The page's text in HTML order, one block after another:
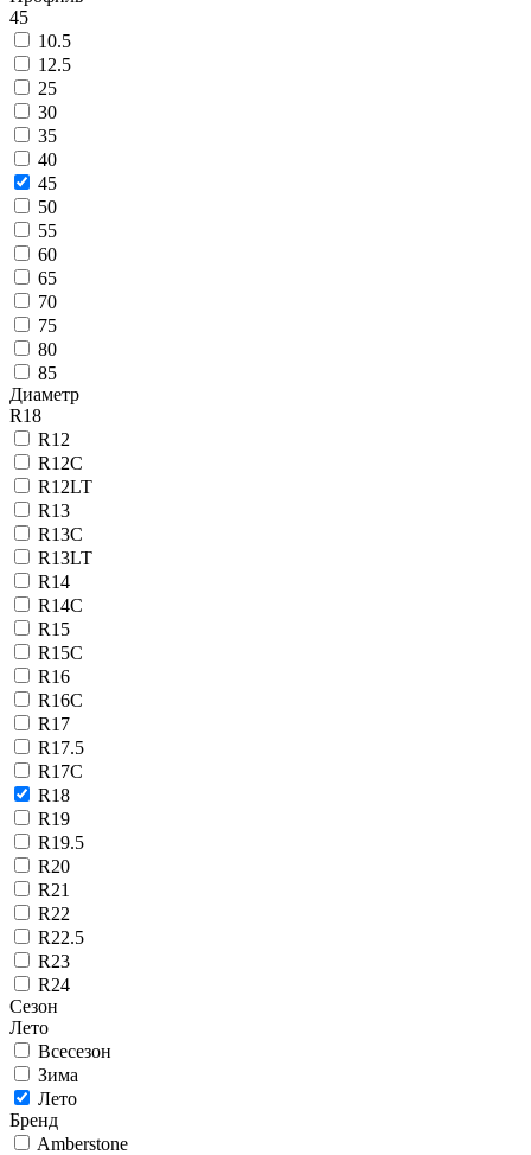
45
10.5
12.5
25
30
35
40
45
50
55
60
65
70
75
80
85
Диаметр
R18
R12
R12C
R12LT
R13
R13C
R13LT
R14
R14C
R15
R15C
R16
R16C
R17
R17.5
R17C
R18
R19
R19.5
R20
R21
R22
R22.5
R23
R24
Сезон
Лето
Всесезон
Зима
Лето
Бренд
Amberstone